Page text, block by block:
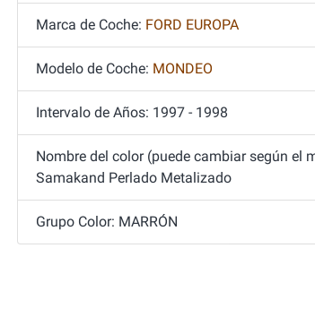
Marca de Coche: FORD EUROPA
Modelo de Coche: MONDEO
Intervalo de Años: 1997 - 1998
Nombre del color (puede cambiar según el
Samakand Perlado Metalizado
Grupo Color: MARRÓN